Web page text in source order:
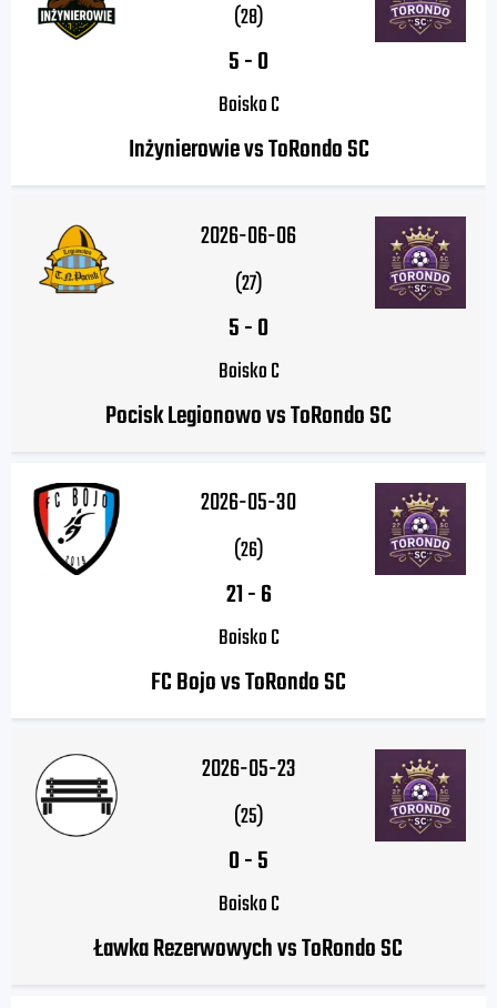
(28)
5-0
Boisko C
Inżynierowie vs ToRondo SC
2026-06-06
(27)
5-0
Boisko C
Pocisk Legionowo vs ToRondo SC
2026-05-30
(26)
21-6
Boisko C
FC Bojo vs ToRondo SC
2026-05-23
(25)
0-5
Boisko C
Ławka Rezerwowych vs ToRondo SC